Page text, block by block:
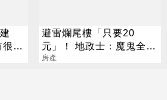
絕
避雷爛尾樓「只要20
元」！ 地政士：魔鬼全在
這張紙
房產